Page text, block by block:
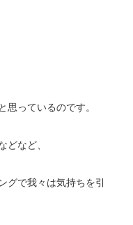
思っているのです。
どなど、
グで我々は気持ちを引